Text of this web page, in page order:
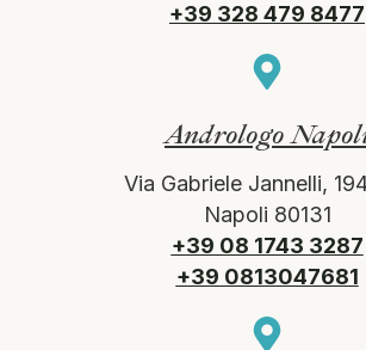
+39 328 479 8477
Andrologo
Via Gabriele Jannelli,
Napoli 80131
+39 08 1743 3287
+39 0813047681